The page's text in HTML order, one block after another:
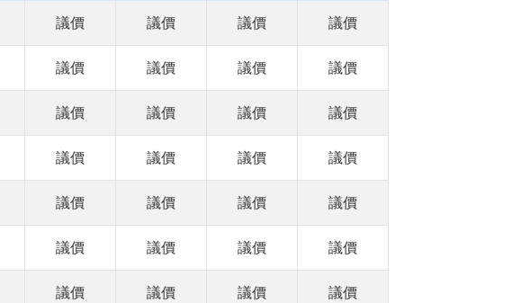
議價 議價 議價 議價
議價 議價 議價 議價
議價 議價 議價 議價
議價 議價 議價 議價
議價 議價 議價 議價
議價 議價 議價 議價
議價 議價 議價 議價